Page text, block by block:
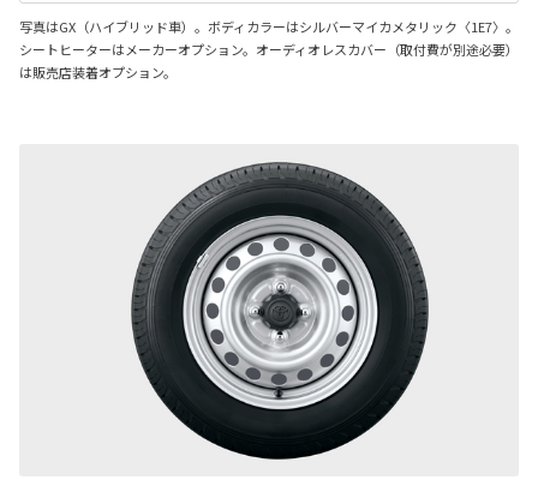
写真はGX（ハイブリッド車）。ボディカラーはシルバーマイカメタリック〈1E7〉。
シートヒーターはメーカーオプション。オーディオレスカバー（取付費が別途必要）
は販売店装着オプション。